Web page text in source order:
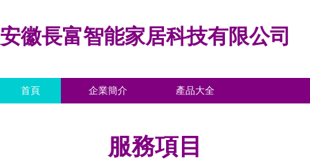
安徽長富智能家居科技有限公司
首頁 企業簡介 產品大全
服務項目